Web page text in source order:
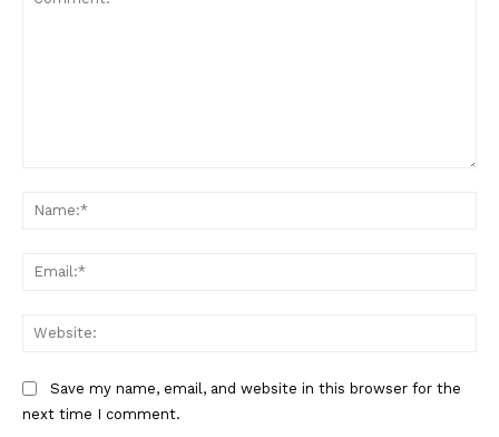
Save my name, email, and website in this browser for the
next time I comment.